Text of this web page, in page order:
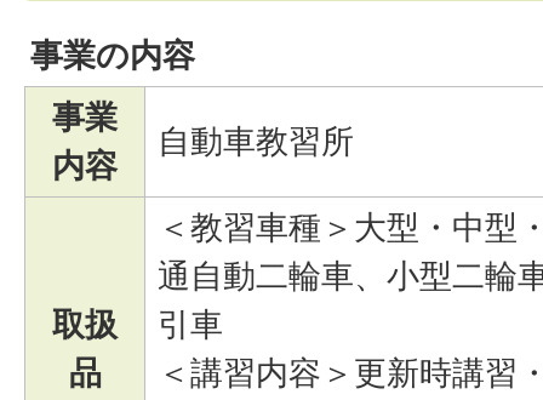
事業の内容
事業
内容
自動車教習所
取扱
品
＜教習車種＞大型・中型
通自動二輪車、小型二輪
引車
＜講習内容＞更新時講習